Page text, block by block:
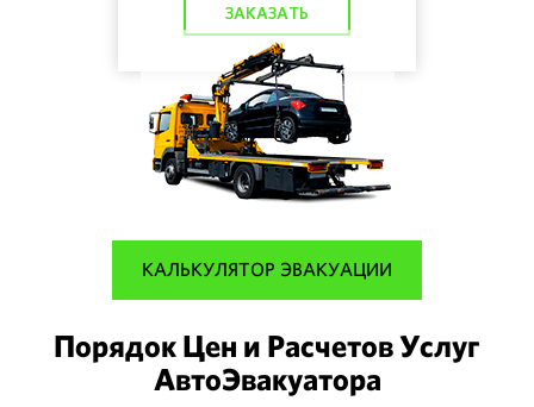
ЗАКАЗАТЬ
КАЛЬКУЛЯТОР ЭВАКУАЦИИ
Порядок Цен и Расчетов Услуг
АвтоЭвакуатора